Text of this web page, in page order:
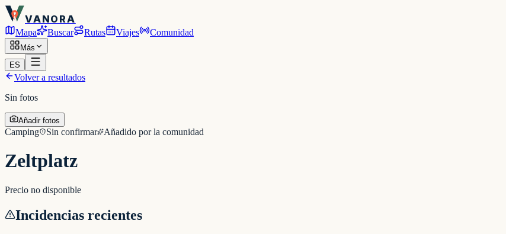
VANORA
Mapa Buscar Rutas Viajes Comunidad
Más
ES
Volver a resultados
Sin fotos
Añadir fotos
Camping Sin confirmar Añadido por la comunidad
Zeltplatz
Precio no disponible
Incidencias recientes